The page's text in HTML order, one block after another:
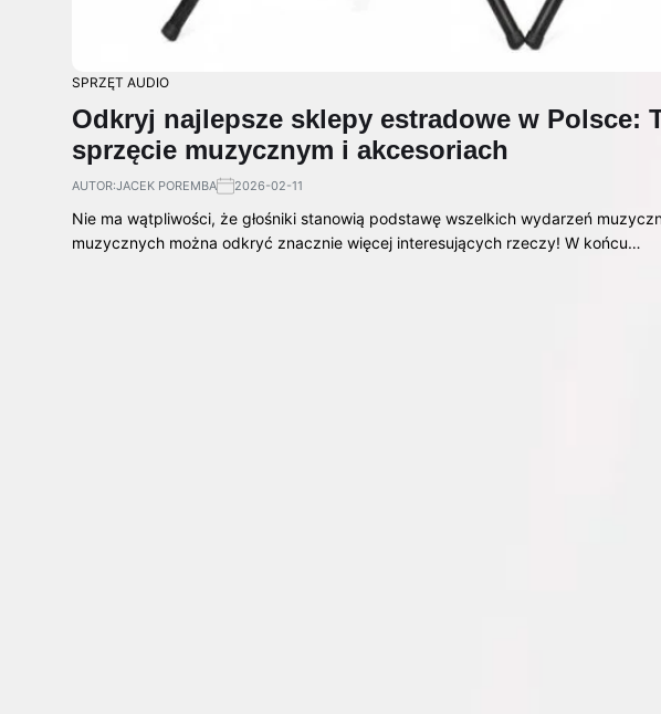
SPRZĘT AUDIO
Odkryj najlepsze sklepy estradowe w Polsce:
sprzęcie muzycznym i akcesoriach
AUTOR:JACEK POREMBA 2026-02-11
Nie ma wątpliwości, że głośniki stanowią podstawę wszelkich wydarzeń
muzycznych można odkryć znacznie więcej interesujących rzeczy! W końcu…